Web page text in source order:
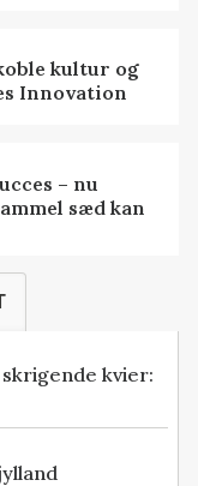
kultur og
Innovation
– nu
sæd kan
kvier: